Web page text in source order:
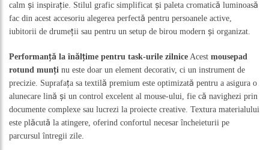
calm și inspirație. Stilul grafic simplificat și paleta cromatică luminoasă
fac din acest accesoriu alegerea perfectă pentru persoanele active,
iubitorii de drumeții sau pentru un setup de birou modern și organizat.
Performanță la înălțime pentru task-urile zilnice Acest mousepad
rotund munți nu este doar un element decorativ, ci un instrument de
precizie. Suprafața sa textilă premium este optimizată pentru a asigura o
alunecare lină și un control excelent al mouse-ului, fie că navighezi prin
documente complexe sau lucrezi la proiecte creative. Textura materialului
este plăcută la atingere, oferind confortul necesar încheieturii pe
parcursul întregii zile.